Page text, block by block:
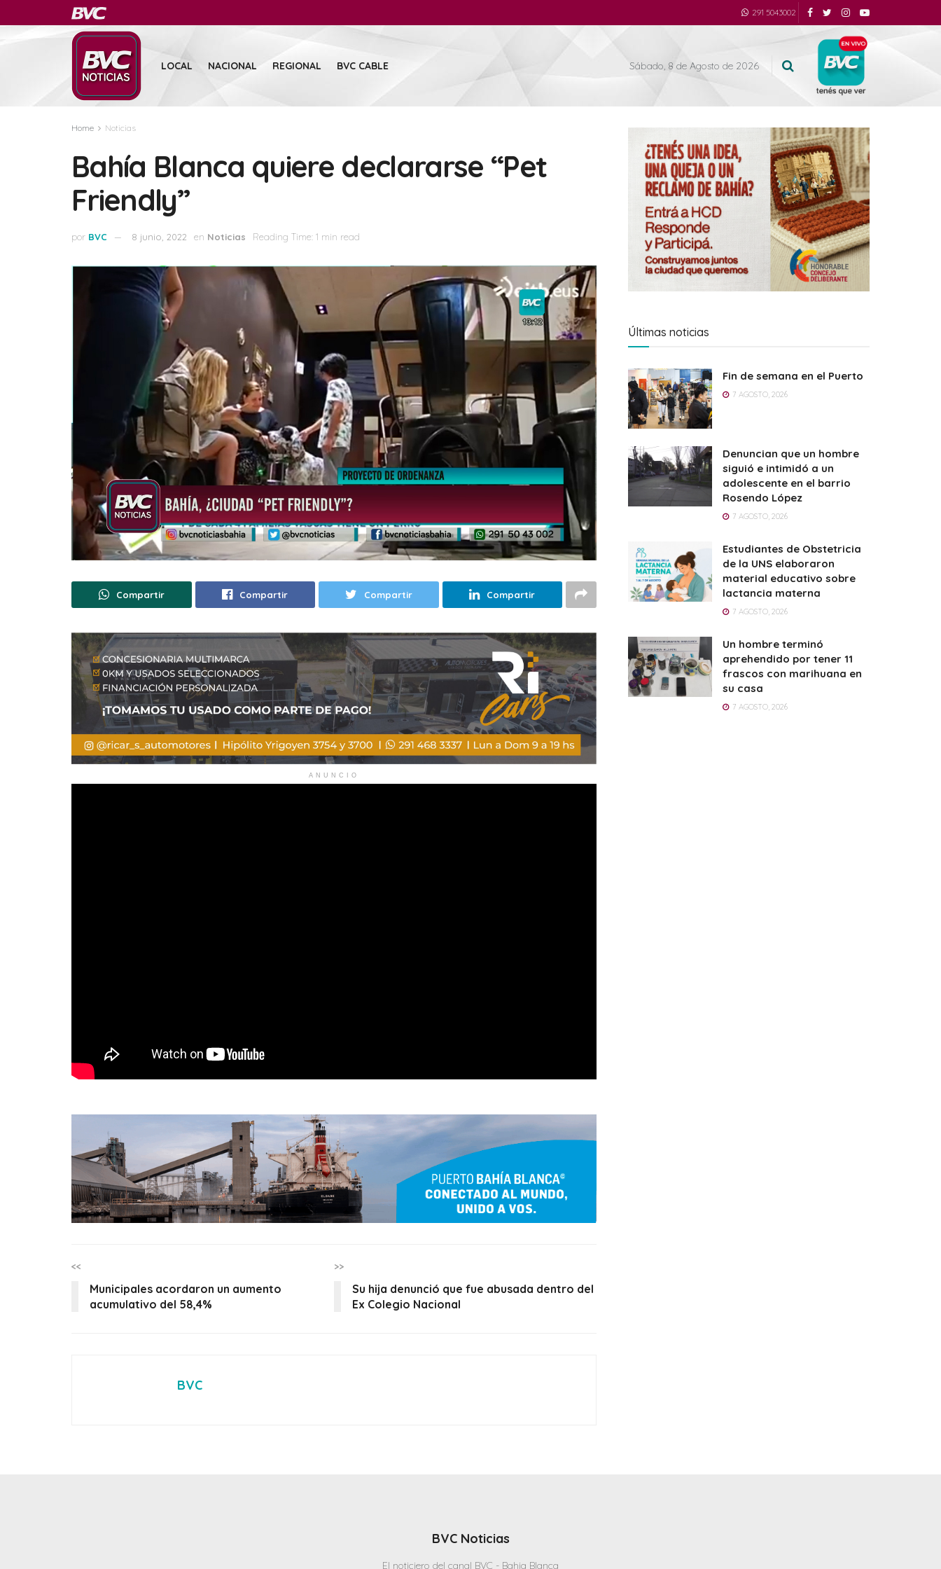
291 5043002
LOCAL NACIONAL REGIONAL BVC CABLE Sábado, 8 de Agosto de 2026
Home Noticias
Bahía Blanca quiere declararse “Pet
Friendly”
por BVC 8 junio, 2022 en Noticias Reading Time: 1 min read
Compartir Compartir Compartir Compartir
ANUNCIO
<<
Municipales acordaron un aumento
acumulativo del 58,4%
>>
Su hija denunció que fue abusada dentro del
Ex Colegio Nacional
BVC
Últimas noticias
Fin de semana en el Puerto
7 AGOSTO, 2026
Denuncian que un hombre
siguió e intimidó a un
adolescente en el barrio
Rosendo López
7 AGOSTO, 2026
Estudiantes de Obstetricia
de la UNS elaboraron
material educativo sobre
lactancia materna
7 AGOSTO, 2026
Un hombre terminó
aprehendido por tener 11
frascos con marihuana en
su casa
7 AGOSTO, 2026
BVC Noticias
El noticiero del canal BVC - Bahia Blanca